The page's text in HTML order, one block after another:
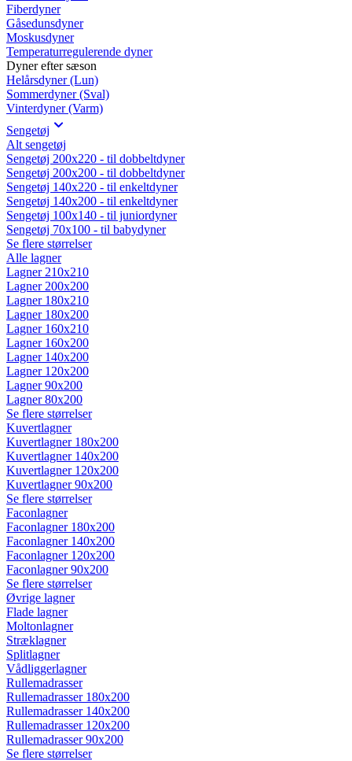
Fiberdyner
Gåsedunsdyner
Moskusdyner
Temperaturregulerende dyner
Dyner efter sæson
Helårsdyner (Lun)
Sommerdyner (Sval)
Vinterdyner (Varm)
Sengetøj
Alt sengetøj
Sengetøj 200x220 - til dobbeltdyner
Sengetøj 200x200 - til dobbeltdyner
Sengetøj 140x220 - til enkeltdyner
Sengetøj 140x200 - til enkeltdyner
Sengetøj 100x140 - til juniordyner
Sengetøj 70x100 - til babydyner
Se flere størrelser
Alle lagner
Lagner 210x210
Lagner 200x200
Lagner 180x210
Lagner 180x200
Lagner 160x210
Lagner 160x200
Lagner 140x200
Lagner 120x200
Lagner 90x200
Lagner 80x200
Se flere størrelser
Kuvertlagner
Kuvertlagner 180x200
Kuvertlagner 140x200
Kuvertlagner 120x200
Kuvertlagner 90x200
Se flere størrelser
Faconlagner
Faconlagner 180x200
Faconlagner 140x200
Faconlagner 120x200
Faconlagner 90x200
Se flere størrelser
Øvrige lagner
Flade lagner
Moltonlagner
Stræklagner
Splitlagner
Vådliggerlagner
Rullemadrasser
Rullemadrasser 180x200
Rullemadrasser 140x200
Rullemadrasser 120x200
Rullemadrasser 90x200
Se flere størrelser